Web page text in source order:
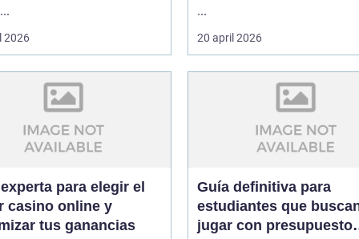
2026
...
20 april 2026
para elegir el
casino online y
tus ganancias
Guía definitiva para
estudiantes que
jugar con presupuesto